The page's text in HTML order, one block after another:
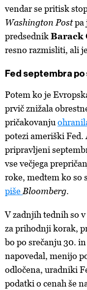
vendar se pritisk
Washington Postpa
predsednikBarack
resno razmisliti, ali
Fed septembra
Potem ko je
prvič znižala
pričakovanju
potezi ameriški
pripravljeni
vse večjega
roke, medtem ko so
piše Bloomberg.
V zadnjih tednih so
za prihodnji korak,
bo po srečanju 30.
napovedal, menijo
odločena, uradniki
podatki o cenah še